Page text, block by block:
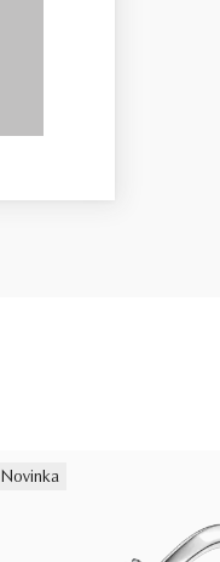
Novinka